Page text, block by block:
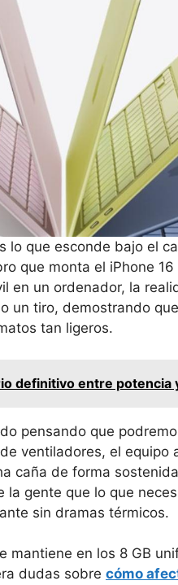
lo que esconde bajo el
que monta el iPhone
en un ordenador, la
un tiro, demostrando
tan ligeros.
definitivo entre potencia
pensando que
ventiladores, el equipo
caña de forma
la gente que lo que
sin dramas térmicos.
mantiene en los 8 GB
dudas sobre cómo